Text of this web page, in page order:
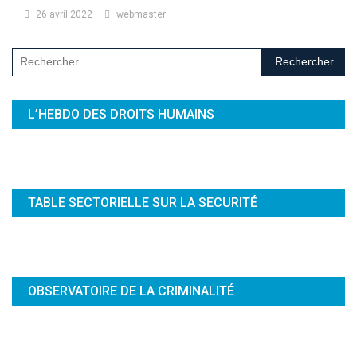
26 avril 2022 webmaster
Rechercher :
L’HEBDO DES DROITS HUMAINS
TABLE SECTORIELLE SUR LA SECURITÉ
OBSERVATOIRE DE LA CRIMINALITÉ